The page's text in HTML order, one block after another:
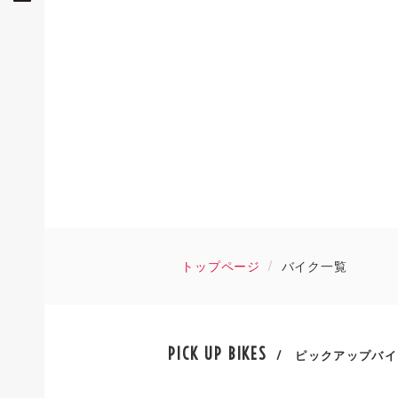
トップページ バイク一覧
PICK UP BIKES / ピックアップバ